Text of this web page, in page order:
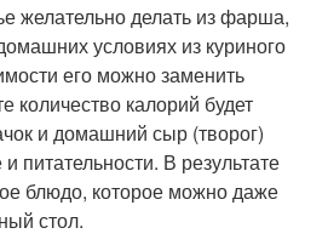
желательно делать из фарша,
условиях из куриного
его можно заменить
количество калорий будет
и домашний сыр (творог)
питательности. В результате
блюдо, которое можно даже
стол.